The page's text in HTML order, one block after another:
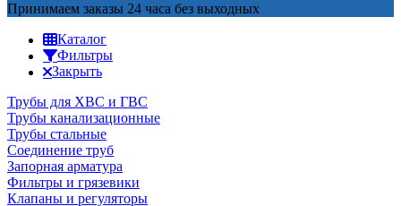
Принимаем заказы 24 часа без выходных
Каталог
Фильтры
Закрыть
Трубы для ХВС и ГВС
Трубы канализационные
Трубы стальные
Соединение труб
Запорная арматура
Фильтры и грязевики
Клапаны и регуляторы